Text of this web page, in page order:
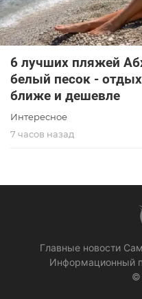
6 лучших пляжей
белый песок -
ближе и дешевле
Интересное
7 часов назад
Главные новости
Информационный
©